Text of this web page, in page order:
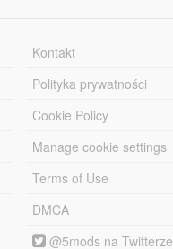
Kontakt
Polityka prywatności
Cookie Policy
Manage cookie settings
Terms of Use
DMCA
@5mods na Twitterze